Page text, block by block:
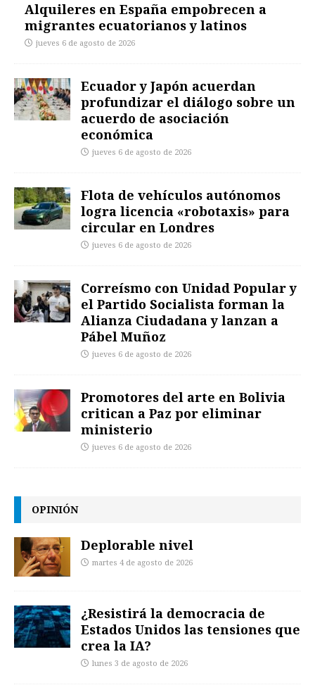
Alquileres en España empobrecen a
migrantes ecuatorianos y latinos
jueves 6 de agosto de 2026
Ecuador y Japón acuerdan
profundizar el diálogo sobre un
acuerdo de asociación
económica
jueves 6 de agosto de 2026
Flota de vehículos autónomos
logra licencia «robotaxis» para
circular en Londres
jueves 6 de agosto de 2026
Correísmo con Unidad Popular y
el Partido Socialista forman la
Alianza Ciudadana y lanzan a
Pábel Muñoz
jueves 6 de agosto de 2026
Promotores del arte en Bolivia
critican a Paz por eliminar
ministerio
jueves 6 de agosto de 2026
OPINIÓN
Deplorable nivel
martes 4 de agosto de 2026
¿Resistirá la democracia de
Estados Unidos las tensiones que
crea la IA?
lunes 3 de agosto de 2026